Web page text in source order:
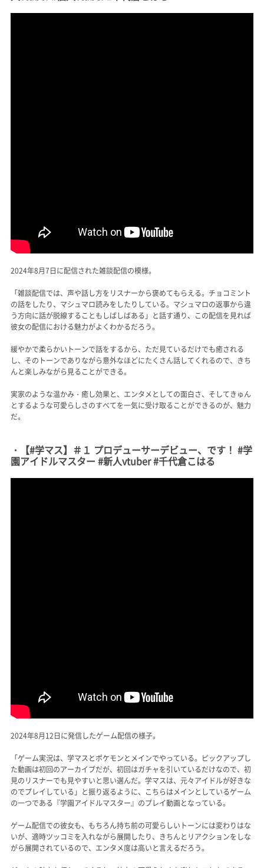
2024年8月7日に配信された雑談配信の模様。
「雑談配信では、声や話し方をリスナーから褒めてもらえる。チョコミント
の話をしたり、マシュマロ読みをしたりしている。マシュマロの返事から違
う方向に話が脱線することもしばしばある」と話す通り、この配信を見れば
彼女の配信における魅力がよくわかるだろう。
緩やかで柔らかいトーンで話をするから、ただ見ているだけでも癒される
し、そのトーンでありながら意外なほどにたくさん話してくれるので、きち
んと楽しみながら見ることができる。
実家のような温かみ・癒し効果と、エンタメとしての面白さ、そしてきゅん
とするような可愛らしさのすべてを一気に受け取ることができるのが、魅力
だ。
・【#学マス】＃１ プロデューサーデビュー、です！ #学
園アイドルマスター #新人vtuber #千代倉こはる
2024年8月12日に発信したゲーム配信の様子。
「ゲーム実況は、学マスとポケモンとメインでやっている。ピックアップし
た動画は初回のアーカイブだが、初回はガチャを引いているだけなので、初
見のリスナーでも見やすいと思い選んだ。学マスは、元々アイドルが好きな
のでプレイしている」と振り返るように、こちらはメインとしているゲーム
の一つである『学園アイドルマスター』のプレイ動画となっている。
ゲーム配信での彼女も、もちろん持ち前の可愛らしいトーンには変わりはな
いが、適時ツッコミを入れながら展開したり、きちんとリアクションをしな
がら展開されているので、エンタメ度は高いと言えるだろう。